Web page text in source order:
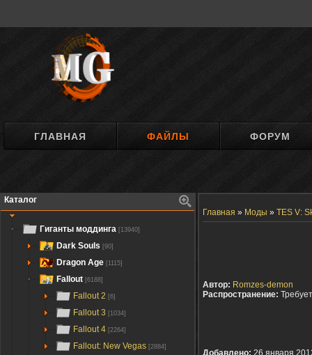
ГЛАВНАЯ ФАЙЛЫ ФОРУМ
Каталог
Гиганты моддинга [13940]
Dark Souls [90]
Dragon Age [1115]
Fallout [6188]
Fallout 2 [6]
Fallout 3 [1034]
Fallout 4 [2264]
Fallout: New Vegas [2884]
Главная » Моды » TES V:
Автор: Romzes-demon
Распространение:
Добавлено: 26 января